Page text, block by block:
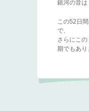
銀河の音は
この52日
で、
さらにこ
期でもあり